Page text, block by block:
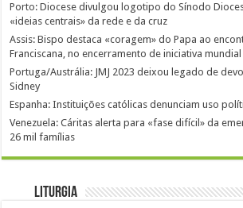
Porto: Diocese divulgou logotipo do Sínodo
«ideias centrais» da rede e da cruz
Assis: Bispo destaca «coragem» do Papa ao
Franciscana, no encerramento de iniciativa mundial
Portuga/Austrália: JMJ 2023 deixou legado de
Sidney
Espanha: Instituições católicas denunciam uso
Venezuela: Cáritas alerta para «fase difícil» da
26 mil famílias
Liturgia